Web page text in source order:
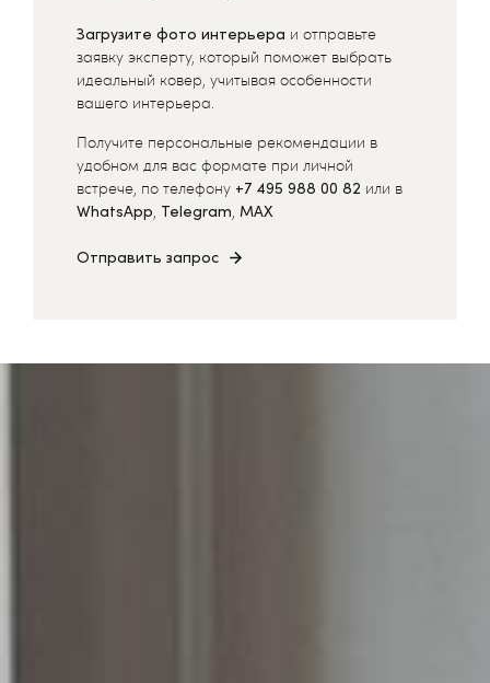
Загрузите фото интерьера и отправьте
заявку эксперту, который поможет выбрать
идеальный ковер, учитывая особенности
вашего интерьера.
Получите персональные рекомендации в
удобном для вас формате при личной
встрече, по телефону +7 495 988 00 82 или в
WhatsApp, Telegram, MAX
Отправить запрос